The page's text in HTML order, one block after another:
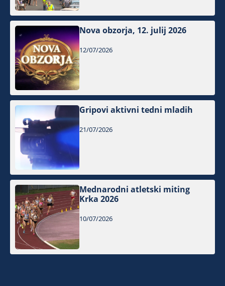
Nova obzorja, 12. julij 2026
12/07/2026
Gripovi aktivni tedni mladih
21/07/2026
Mednarodni atletski miting
Krka 2026
10/07/2026